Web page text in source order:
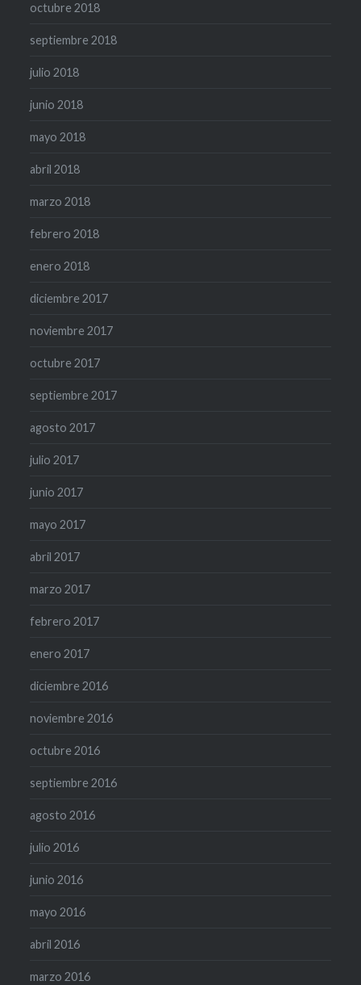
octubre 2018
septiembre 2018
julio 2018
junio 2018
mayo 2018
abril 2018
marzo 2018
febrero 2018
enero 2018
diciembre 2017
noviembre 2017
octubre 2017
septiembre 2017
agosto 2017
julio 2017
junio 2017
mayo 2017
abril 2017
marzo 2017
febrero 2017
enero 2017
diciembre 2016
noviembre 2016
octubre 2016
septiembre 2016
agosto 2016
julio 2016
junio 2016
mayo 2016
abril 2016
marzo 2016